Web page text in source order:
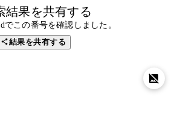
結果を共有する
でこの番号を確認しました。
結果を共有する